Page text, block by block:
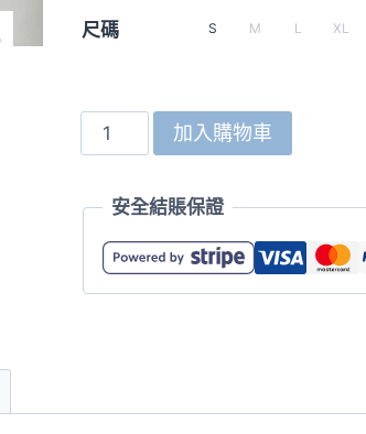
尺碼
S M L XL
United
Athle
01
7.1oz
加入購物車
安全結賬保證